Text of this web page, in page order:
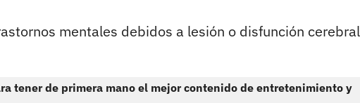
mentales debidos a lesión o disfunción
tener de primera mano el mejor contenido de entretenimiento y